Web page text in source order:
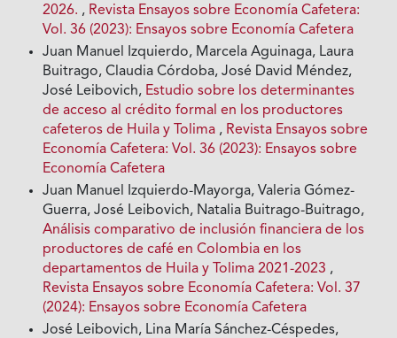
2026. , Revista Ensayos sobre Economía Cafetera:
Vol. 36 (2023): Ensayos sobre Economía Cafetera
Juan Manuel Izquierdo, Marcela Aguinaga, Laura
Buitrago, Claudia Córdoba, José David Méndez,
José Leibovich, Estudio sobre los determinantes
de acceso al crédito formal en los productores
cafeteros de Huila y Tolima , Revista Ensayos sobre
Economía Cafetera: Vol. 36 (2023): Ensayos sobre
Economía Cafetera
Juan Manuel Izquierdo-Mayorga, Valeria Gómez-
Guerra, José Leibovich, Natalia Buitrago-Buitrago,
Análisis comparativo de inclusión financiera de los
productores de café en Colombia en los
departamentos de Huila y Tolima 2021-2023 ,
Revista Ensayos sobre Economía Cafetera: Vol. 37
(2024): Ensayos sobre Economía Cafetera
José Leibovich, Lina María Sánchez-Céspedes,